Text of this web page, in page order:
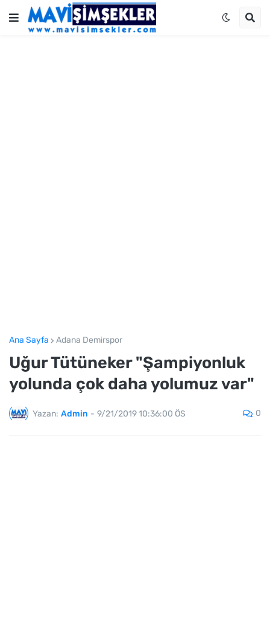
Ana Sayfa Adana Demirspor
Uğur Tütüneker "Şampiyonluk
yolunda çok daha yolumuz var"
Yazan: Admin - 9/21/2019 10:36:00 ÖS 0